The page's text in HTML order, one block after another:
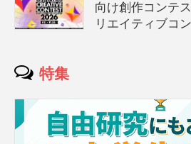
向け創作コンテ
リエイティブコ
特集